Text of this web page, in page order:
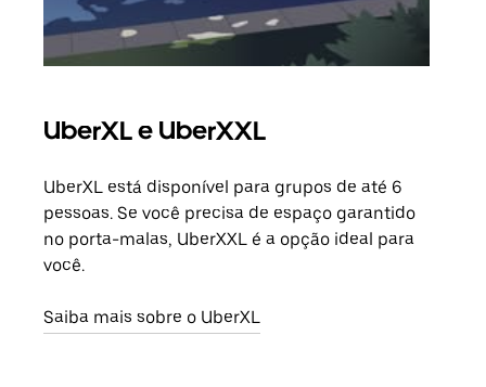
UberXL e UberXXL
UberXL está disponível para grupos de até 6
pessoas. Se você precisa de espaço garantido
no porta-malas, UberXXL é a opção ideal para
você.
Saiba mais sobre o UberXL